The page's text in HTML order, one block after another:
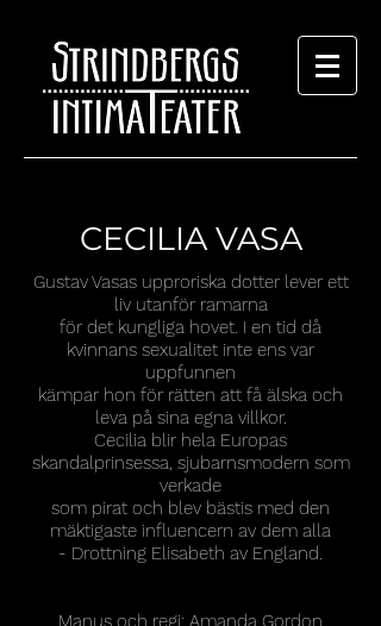
CECILIA VASA
Gustav Vasas upproriska dotter lever ett
liv utanför ramarna
för det kungliga hovet. I en tid då
kvinnans sexualitet inte ens var
uppfunnen
kämpar hon för rätten att få älska och
leva på sina egna villkor.
Cecilia blir hela Europas
skandalprinsessa, sjubarnsmodern som
verkade
som pirat och blev bästis med den
mäktigaste influencern av dem alla
- Drottning Elisabeth av England.
Manus och regi: Amanda Gordon